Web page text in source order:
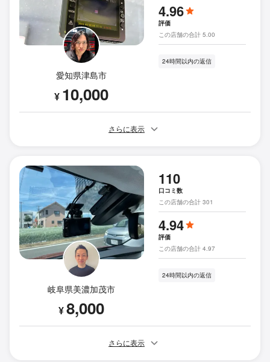
愛知県津島市
¥ 10,000
4.96
評価
この店舗の合計 5.00
24時間以内の返信
さらに表示
岐阜県美濃加茂市
¥8,000
110
口コミ数
この店舗の合計 301
4.94
評価
この店舗の合計 4.97
24時間以内の返信
さらに表示